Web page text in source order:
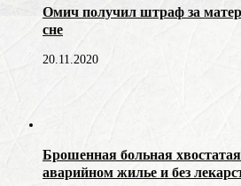
Омич получил штраф за
сне
20.11.2020
Брошенная больная
аварийном жилье и без